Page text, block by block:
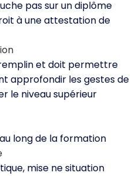
pas sur un diplôme
à une attestation de
et doit permettre
approfondir les gestes de
le niveau supérieur
long de la formation
mise ne situation